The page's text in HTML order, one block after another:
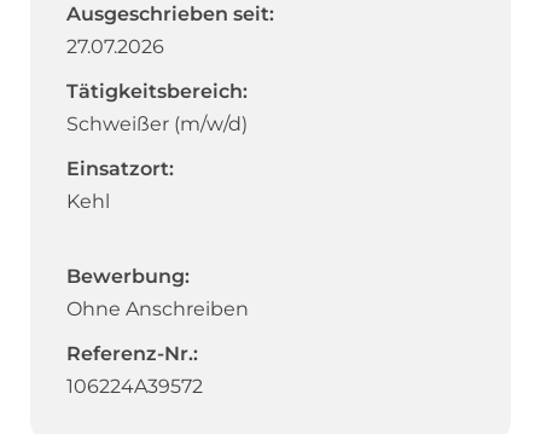
Ausgeschrieben seit:
27.07.2026
Tätigkeitsbereich:
Schweißer (m/w/d)
Einsatzort:
Kehl
Bewerbung:
Ohne Anschreiben
Referenz-Nr.:
106224A39572